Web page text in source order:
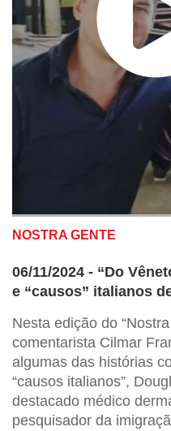
NOSTRA GENTE
06/11/2024 - “Do
e “causos” italianos
Nesta edição do
comentarista Cilmar
algumas das histórias
“causos italianos”,
destacado médico
pesquisador da